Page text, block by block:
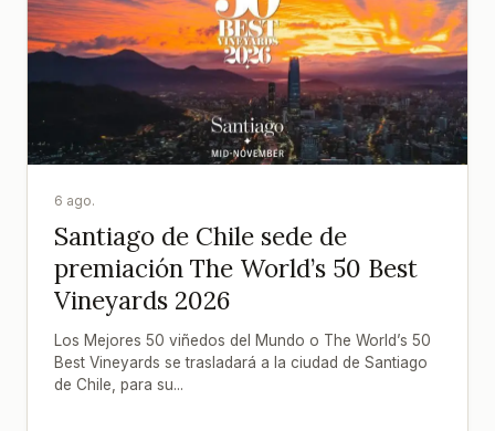
6 ago.
Santiago de Chile sede de
premiación The World’s 50 Best
Vineyards 2026
Los Mejores 50 viñedos del Mundo o The World’s 50
Best Vineyards se trasladará a la ciudad de Santiago
de Chile, para su...